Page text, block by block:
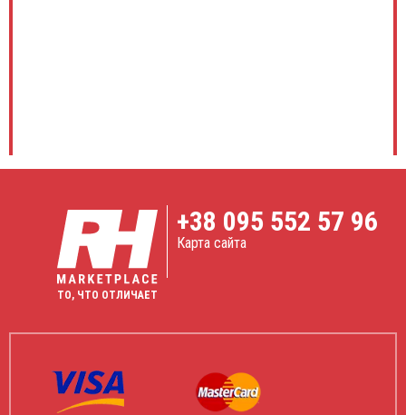
ТО, ЧТО ОТЛИЧАЕТ
+38 095 552 57 96
Карта сайта